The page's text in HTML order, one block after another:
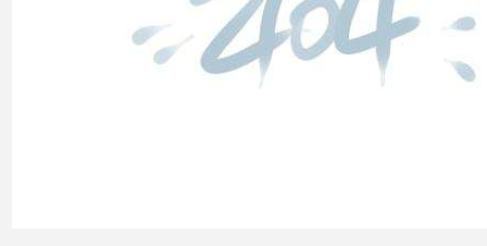
组成